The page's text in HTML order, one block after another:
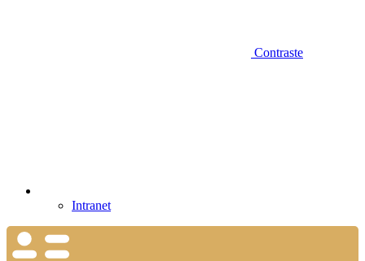
Contraste
Intranet